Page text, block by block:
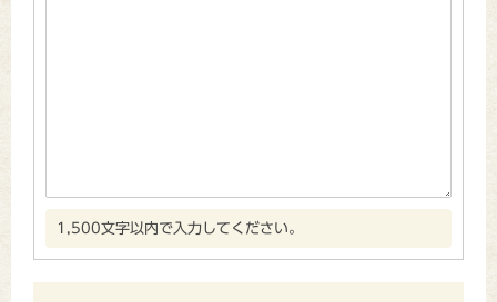
1,500文字以内で入力してください。